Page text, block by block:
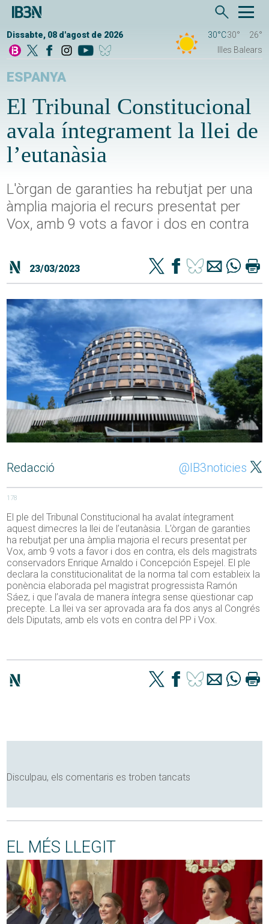
Dissabte, 08 d'agost de 2026 30°C30°
26°
Illes Balears
ESPANYA
El Tribunal Constitucional
avala íntegrament la llei de
l’eutanàsia
L'òrgan de garanties ha rebutjat per una
àmplia majoria el recurs presentat per
Vox, amb 9 vots a favor i dos en contra
23/03/2023
Redacció @IB3noticies
178
El ple del Tribunal Constitucional ha avalat íntegrament
aquest dimecres la llei de l’eutanàsia. L’òrgan de garanties
ha rebutjat per una àmplia majoria el recurs presentat per
Vox, amb 9 vots a favor i dos en contra, els dels magistrats
conservadors Enrique Arnaldo i Concepción Espejel. El ple
declara la constitucionalitat de la norma tal com estableix la
ponència elaborada pel magistrat progressista Ramón
Sáez, i que l’avala de manera íntegra sense qüestionar cap
precepte. La llei va ser aprovada ara fa dos anys al Congrés
dels Diputats, amb els vots en contra del PP i Vox.
Disculpau, els comentaris es troben tancats
EL MÉS LLEGIT